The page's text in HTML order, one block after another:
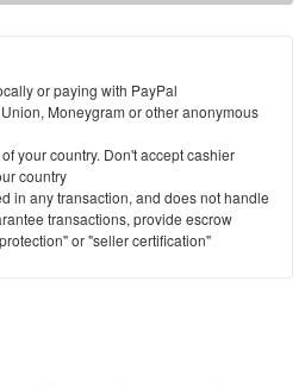
or paying with PayPal
Moneygram or other anonymous
your country. Don't accept cashier
country
in any transaction, and does not handle
transactions, provide escrow
or "seller certification"